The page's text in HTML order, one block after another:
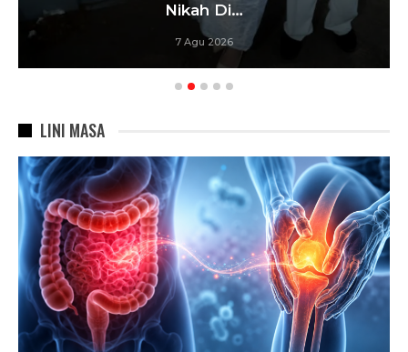
Nikah Di…
7 Agu 2026
LINI MASA